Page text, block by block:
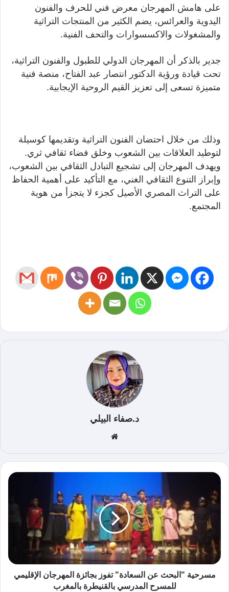
على هامش المهرجان معرض فني للحرف والفنون
اليدوية والعرائس، يضم الكثير من المنتجات التراثية
والمشغولات والاكسسوارات والتحف الفنية.
جدير بالذكر أن المهرجان الدولي للطبول والفنون التراثية،
تحت قيادة ورؤية الدكتور انتصار عبد الفتاح، منصة فنية
متميزة تسعى إلى تعزيز القيم الروحية الإيجابية.
وذلك من خلال احتضان الفنون التراثية وتقديمها كوسيلة
لتوطيد العلاقات بين الشعوب وخلق فضاء ثقافي ثري.
ويهدف المهرجان إلى تشجيع التبادل الثقافي بين الشعوب،
وإبراز التنوع الثقافي الغني، مع التأكيد على أهمية الحفاظ
على التراث المصري الأصيل كجزء لا يتجزأ من هوية
المجتمع.
د.صفاء البيلي
الوي
ب
مسرحية "البحث عن السعادة" تفوز بجائزة المهرجان الإقليمي
للمسرح المدرسي بالقنيطرة بالمغرب